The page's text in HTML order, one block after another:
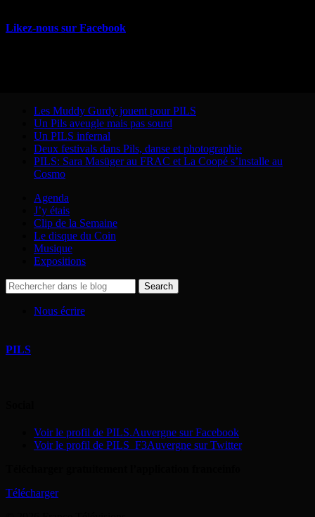
Likez-nous sur Facebook
Les Muddy Gurdy jouent pour PILS
Un Pils aveugle mais pas sourd
Un PILS infernal
Deux festivals dans Pils, danse et photographie
PILS: Sara Masüger au FRAC et La Coopé s’installe au
Cosmo
Agenda
J’y étais
Clip de la Semaine
Le disque du Coin
Musique
Expositions
Nous écrire
PILS
Voir le profil de PILS.Auvergne sur Facebook
Voir le profil de PILS_F3Auvergne sur Twitter
Télécharger